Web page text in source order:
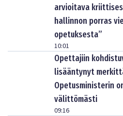
arvioitava
hallinnon porras
opetuksesta”
10:01
Opettajiin
lisääntynyt
Opetusministerin
välittömästi
09:16